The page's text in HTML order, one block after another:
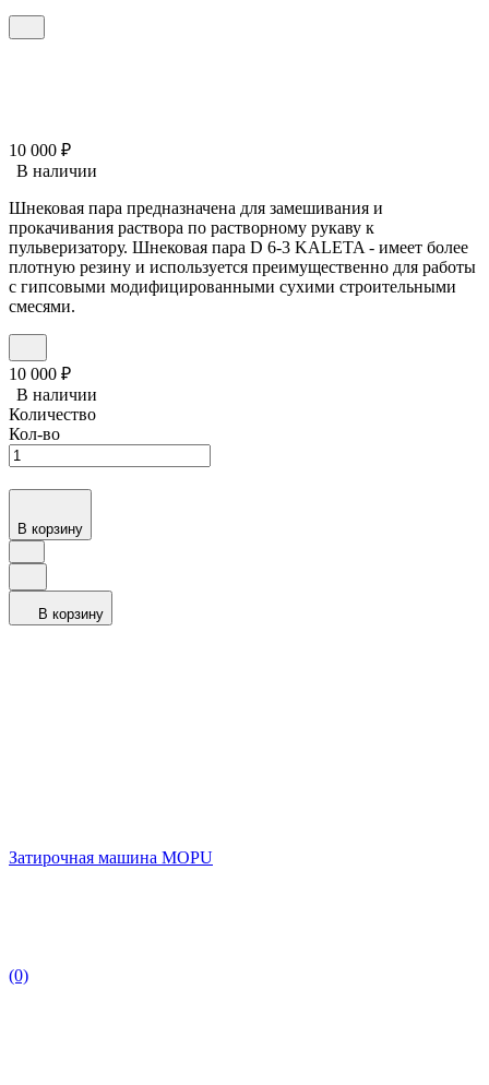
10 000 ₽
В наличии
Шнековая пара предназначена для замешивания и
прокачивания раствора по растворному рукаву к
пульверизатору. Шнековая пара D 6-3 KALETA - имеет более
плотную резину и используется преимущественно для работы
с гипсовыми модифицированными сухими строительными
смесями.
10 000 ₽
В наличии
Количество
Кол-во
В корзину
В корзину
Затирочная машина MOPU
(0)